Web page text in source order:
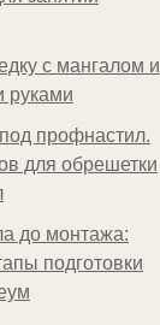
с мангалом и
руками
профнастил.
для обрешетки
до монтажа:
подготовки